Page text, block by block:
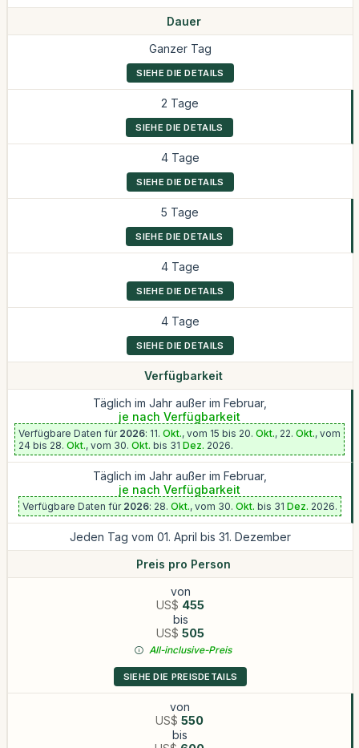
Dauer
Ganzer Tag
SIEHE DIE DETAILS
2 Tage
SIEHE DIE DETAILS
4 Tage
SIEHE DIE DETAILS
5 Tage
SIEHE DIE DETAILS
4 Tage
SIEHE DIE DETAILS
4 Tage
SIEHE DIE DETAILS
Verfügbarkeit
Täglich im Jahr außer im Februar,
je nach Verfügbarkeit
Verfügbare Daten für 2026: 11. Okt., vom 15 bis 20. Okt., 22. Okt., vom
24 bis 28. Okt., vom 30. Okt. bis 31 Dez. 2026.
Täglich im Jahr außer im Februar,
je nach Verfügbarkeit
Verfügbare Daten für 2026: 28. Okt., vom 30. Okt. bis 31 Dez. 2026.
Jeden Tag vom 01. April bis 31. Dezember
Preis pro Person
von
US$ 455
bis
US$ 505
All-inclusive-Preis
SIEHE DIE PREISDETAILS
von
US$ 550
bis